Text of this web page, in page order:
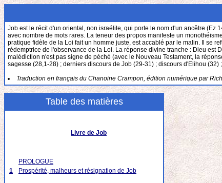
Job est le récit d'un oriental, non israélite, qui porte le nom d'un ancêtre (Ez
avec nombre de mots rares. La teneur des propos manifeste un
pratique fidèle de la Loi fait un homme juste, est accablé par le malin. Il se
rédemptrice de l'observance de la Loi. La réponse divine tranche : Dieu est
malédiction n'est pas signe de péché (avec le Nouveau Testament, la
sagesse (28,1-28) ; derniers discours de Job (29-31) ; discours d'Elihou
Traduction en français du Chanoine Crampon, édition numérique par
Table des matières
Livre de Job
PROLOGUE
1
Prospérité, malheurs et résignation de Job